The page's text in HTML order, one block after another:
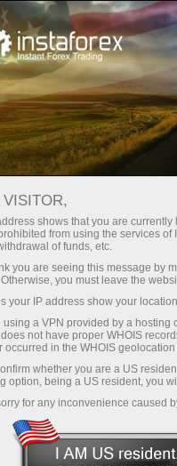
เปิดบัญชีเทรดทันที
หรับผู้เริ่มต้นใหม่ สำหรับนั
รเทร
เป็นเครื่องมือที่หลาก
ดับนานาชาติ ไม่ว่าจะเ
การเทรดทั้งหมดที่มีเมื่อ
VISITOR,
shows that you are
from using the services
of funds, etc.
you are seeing this message by
you must leave the
your IP address show your
using a VPN provided by a hosting
not have proper WHOIS
occurred in the WHOIS
whether you are a US
option, being a US resident, you
for any inconvenience caused